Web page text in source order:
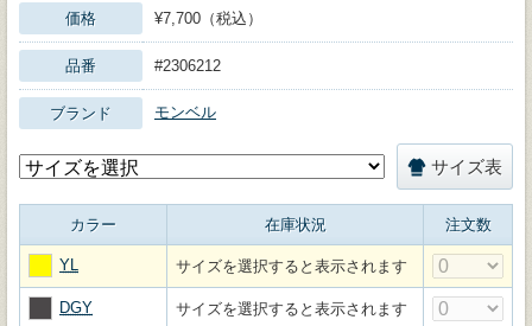
価格 ¥7,700（税込）
品番 #2306212
ブランド モンベル
サイズ表
カラー 在庫状況 注文数
YL サイズを選択すると表示されます
DGY サイズを選択すると表示されます